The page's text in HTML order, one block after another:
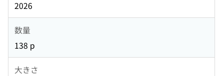
2026
数量
138 p
大きさ